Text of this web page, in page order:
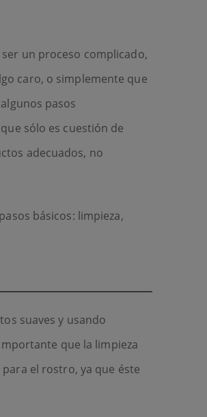
un proceso complicado,
caro, o simplemente que
pasos
sólo es cuestión de
adecuados, no
básicos: limpieza,
suaves y usando
que la limpieza
el rostro, ya que éste